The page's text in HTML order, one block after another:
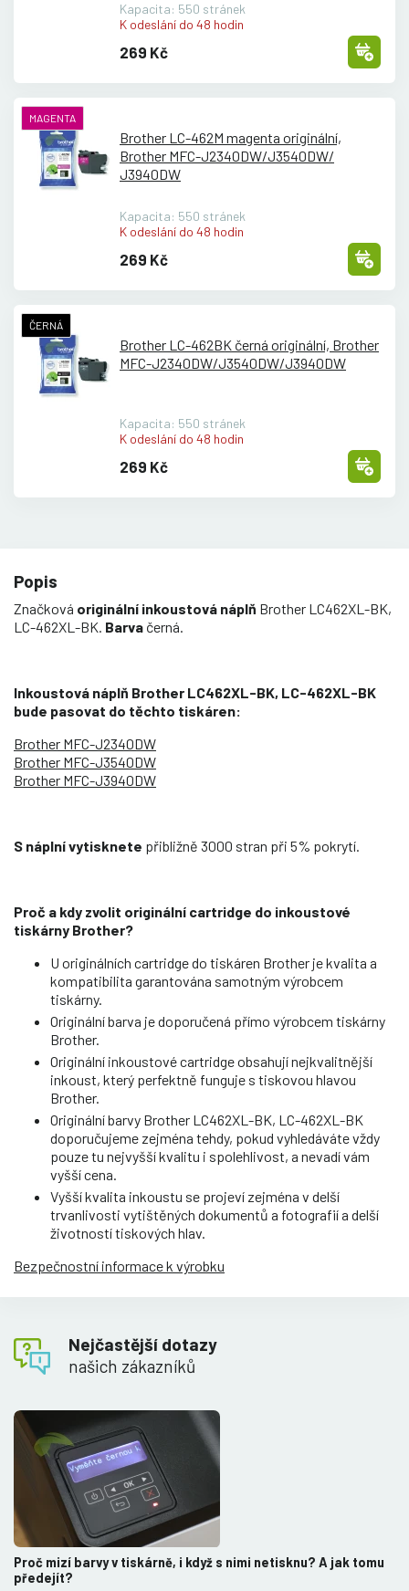
Kapacita: 550 stránek
K odeslání do 48 hodin
269 Kč
MAGENTA
Brother LC-462M magenta originální,
Brother MFC-J2340DW/J3540DW/
J3940DW
Kapacita: 550 stránek
K odeslání do 48 hodin
269 Kč
ČERNÁ
Brother LC-462BK černá originální, Brother
MFC-J2340DW/J3540DW/J3940DW
Kapacita: 550 stránek
K odeslání do 48 hodin
269 Kč
Popis
Značková originální inkoustová náplň Brother LC462XL-BK,
LC-462XL-BK. Barva černá.
Inkoustová náplň Brother LC462XL-BK, LC-462XL-BK
bude pasovat do těchto tiskáren:
Brother MFC-J2340DW
Brother MFC-J3540DW
Brother MFC-J3940DW
S náplní vytisknete přibližně 3000 stran při 5% pokrytí.
Proč a kdy zvolit originální cartridge do inkoustové
tiskárny Brother?
U originálních cartridge do tiskáren Brother je kvalita a
kompatibilita garantována samotným výrobcem
tiskárny.
Originální barva je doporučená přímo výrobcem tiskárny
Brother.
Originální inkoustové cartridge obsahují nejkvalitnější
inkoust, který perfektně funguje s tiskovou hlavou
Brother.
Originální barvy Brother LC462XL-BK, LC-462XL-BK
doporučujeme zejména tehdy, pokud vyhledáváte vždy
pouze tu nejvyšší kvalitu i spolehlivost, a nevadí vám
vyšší cena.
Vyšší kvalita inkoustu se projeví zejména v delší
trvanlivosti vytištěných dokumentů a fotografií a delší
životností tiskových hlav.
Bezpečnostní informace k výrobku
Nejčastější dotazy
našich zákazníků
Proč mizí barvy v tiskárně, i když s nimi netisknu? A jak tomu
předejít?